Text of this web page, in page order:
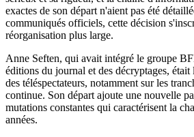
exactes de son départ n'aient pas été
communiqués officiels, cette décision
réorganisation plus large.
Anne Seften, qui avait intégré le groupe
éditions du journal et des décryptages,
des téléspectateurs, notamment sur les
continue. Son départ ajoute une nouvelle
mutations constantes qui caractérisent la
années.